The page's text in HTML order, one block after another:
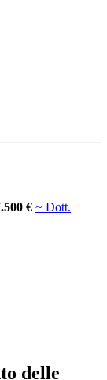
€ ~ Dott.
delle